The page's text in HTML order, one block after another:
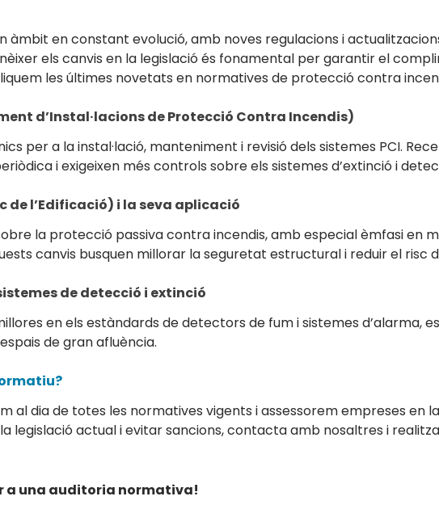
àmbit en constant evolució, amb noves regulacions i
els canvis en la legislació és fonamental per garantir el
les últimes novetats en normatives de protecció contra
d’Instal·lacions de Protecció Contra Incendis)
per a la instal·lació, manteniment i revisió dels sistemes PCI.
i exigeixen més controls sobre els sistemes d’extinció i
de l’Edificació) i la seva aplicació
la protecció passiva contra incendis, amb especial èmfasi en
canvis busquen millorar la seguretat estructural i reduir el risc
de detecció i extinció
en els estàndards de detectors de fum i sistemes d’alarma,
de gran afluència.
al dia de totes les normatives vigents i assessorem empreses en
legislació actual i evitar sancions, contacta amb nosaltres i
a una auditoria normativa!